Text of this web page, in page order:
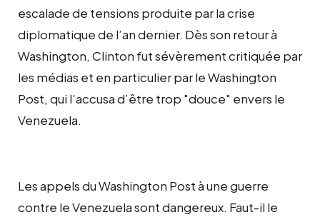
escalade de tensions produite par la crise
diplomatique de l’an dernier. Dès son retour à
Washington, Clinton fut sévèrement critiquée par
les médias et en particulier par le Washington
Post, qui l’accusa d’être trop "douce" envers le
Venezuela.
Les appels du Washington Post à une guerre
contre le Venezuela sont dangereux. Faut-il le